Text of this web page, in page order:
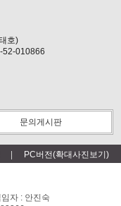
호)
52-010866
문의게시판
PC버전(확대사진보기)
자 : 안진숙